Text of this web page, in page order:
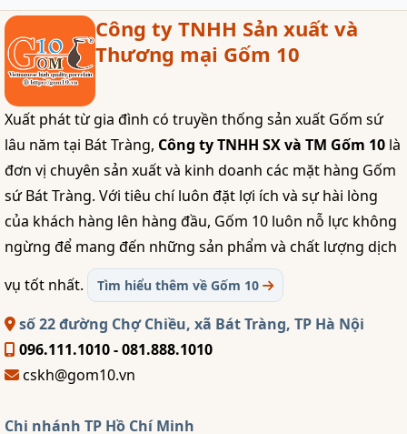
Công ty TNHH Sản xuất và
Thương mại Gốm 10
Xuất phát từ gia đình có truyền thống sản xuất Gốm sứ
lâu năm tại Bát Tràng, Công ty TNHH SX và TM Gốm 10 là
đơn vị chuyên sản xuất và kinh doanh các mặt hàng Gốm
sứ Bát Tràng. Với tiêu chí luôn đặt lợi ích và sự hài lòng
của khách hàng lên hàng đầu, Gốm 10 luôn nỗ lực không
ngừng để mang đến những sản phẩm và chất lượng dịch
vụ tốt nhất.
Tìm hiểu thêm về Gốm 10
số 22 đường Chợ Chiều, xã Bát Tràng, TP Hà Nội
096.111.1010 - 081.888.1010
cskh@gom10.vn
Chi nhánh TP Hồ Chí Minh